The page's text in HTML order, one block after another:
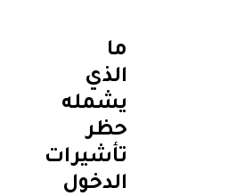
ما
الذي
يشمله
حظر
تأشيرات
الدخول